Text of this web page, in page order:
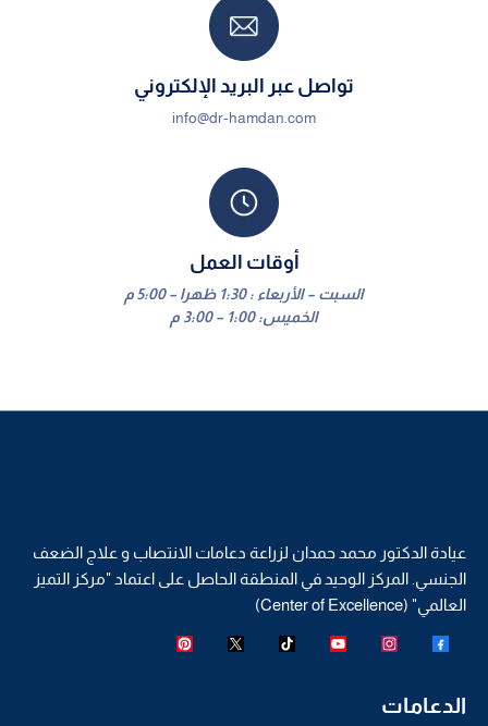
تواصل عبر البريد الإلكتروني
info@dr-hamdan.com
أوقات العمل
السبت – الأربعاء : 1:30 ظهرا – 5:00 م
الخميس: 1:00 – 3:00 م
عيادة الدكتور محمد حمدان لزراعة دعامات الانتصاب و علاج الضعف
الجنسي. المركز الوحيد في المنطقة الحاصل على اعتماد "مركز التميز
العالمي" (Center of Excellence)
الدعامات